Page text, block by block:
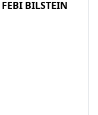
FEBI BILSTEIN